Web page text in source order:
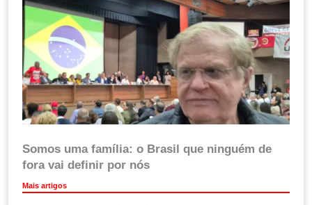
Somos uma família: o Brasil que ninguém de
fora vai definir por nós
Mais artigos